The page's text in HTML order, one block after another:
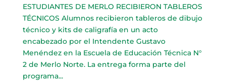
ESTUDIANTES DE MERLO RECIBIERON TABLEROS
TÉCNICOS Alumnos recibieron tableros de dibujo
técnico y kits de caligrafía en un acto
encabezado por el Intendente Gustavo
Menéndez en la Escuela de Educación Técnica N°
2 de Merlo Norte. La entrega forma parte del
programa...